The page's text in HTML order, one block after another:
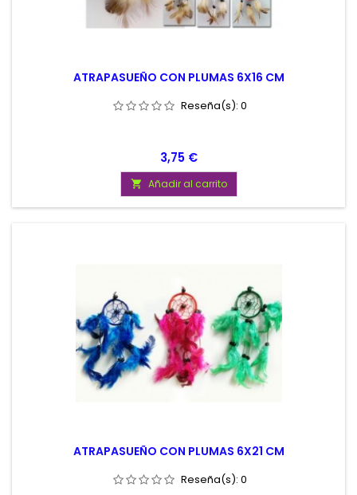
ATRAPASUEÑO CON PLUMAS 6X16 CM
Reseña(s): 0
Precio
3,75 €
 Añadir al carrito
ATRAPASUEÑO CON PLUMAS 6X21 CM
Reseña(s): 0